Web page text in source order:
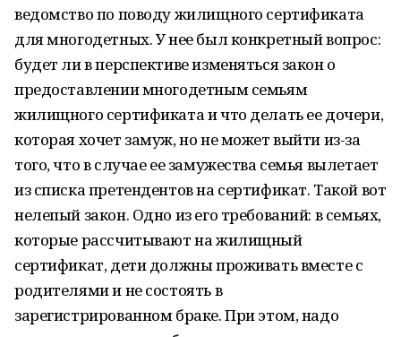
ведомство по поводу жилищного сертификата
для многодетных. У нее был конкретный вопрос:
будет ли в перспективе изменяться закон о
предоставлении многодетным семьям
жилищного сертификата и что делать ее дочери,
которая хочет замуж, но не может выйти из-за
того, что в случае ее замужества семья вылетает
из списка претендентов на сертификат. Такой вот
нелепый закон. Одно из его требований: в семьях,
которые рассчитывают на жилищный
сертификат,дети должны проживать вместе с
родителями и не состоять в
зарегистрированном браке. При этом, надо